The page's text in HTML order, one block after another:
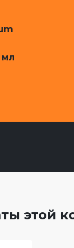
мл
этой